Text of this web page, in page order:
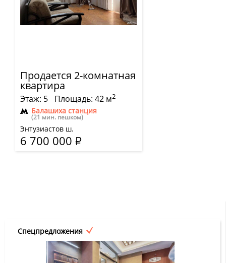
Продается 2-комнатная
квартира
Этаж: 5 Площадь: 42 м2
Балашиха станция
(21 мин. пешком)
Энтузиастов ш.
6 700 000 Р
Спецпредложения